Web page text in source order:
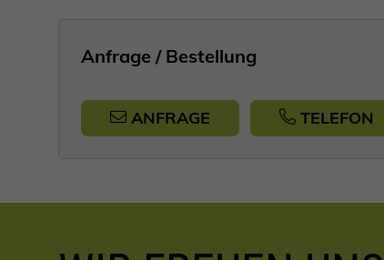
Anfrage / Bestellung
ANFRAGE TELEFON